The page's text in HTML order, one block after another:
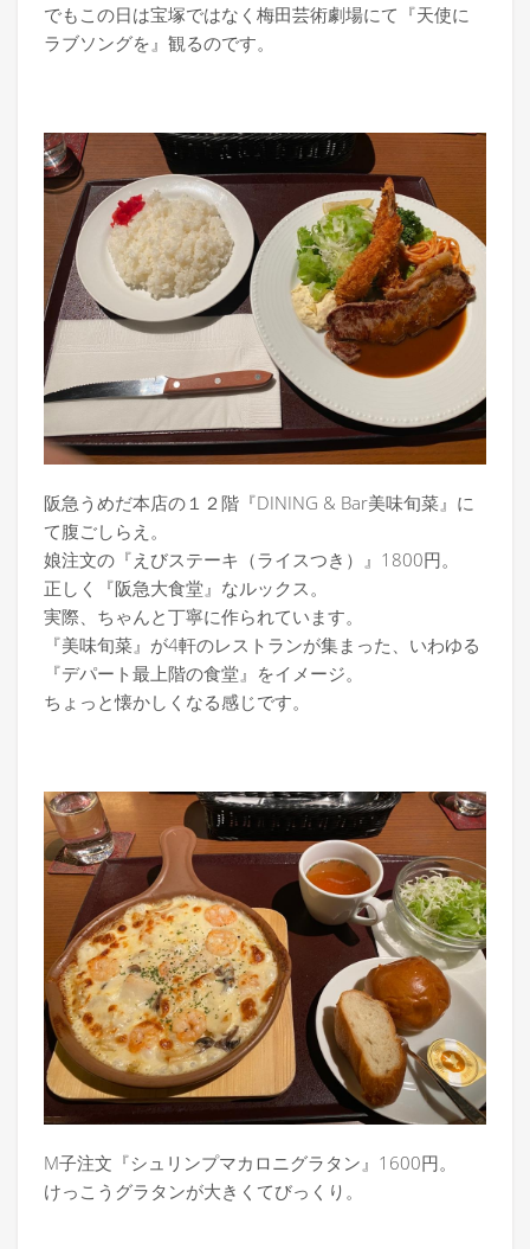
でもこの日は宝塚ではなく梅田芸術劇場にて『天使に
ラブソングを』観るのです。
阪急うめだ本店の１２階『DINING & Bar美味旬菜』に
て腹ごしらえ。
娘注文の『えびステーキ（ライスつき）』1800円。
正しく『阪急大食堂』なルックス。
実際、ちゃんと丁寧に作られています。
『美味旬菜』が4軒のレストランが集まった、いわゆる
『デパート最上階の食堂』をイメージ。
ちょっと懐かしくなる感じです。
M子注文『シュリンプマカロニグラタン』1600円。
けっこうグラタンが大きくてびっくり。